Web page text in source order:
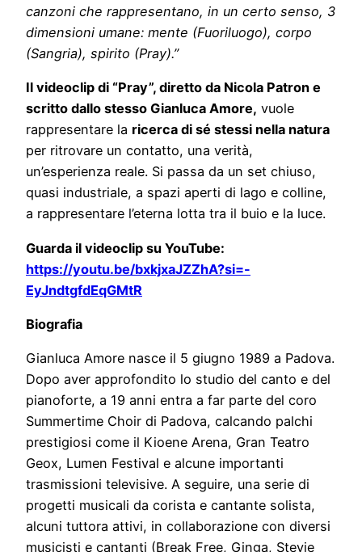
canzoni che rappresentano, in un certo senso, 3
dimensioni umane: mente (Fuoriluogo), corpo
(Sangria), spirito (Pray).”
Il videoclip di “Pray”, diretto da Nicola Patron e
scritto dallo stesso Gianluca Amore, vuole
rappresentare la ricerca di sé stessi nella natura
per ritrovare un contatto, una verità,
un’esperienza reale. Si passa da un set chiuso,
quasi industriale, a spazi aperti di lago e colline,
a rappresentare l’eterna lotta tra il buio e la luce.
Guarda il videoclip su YouTube:
https://youtu.be/bxkjxaJZZhA?si=-
EyJndtgfdEqGMtR
Biografia
Gianluca Amore nasce il 5 giugno 1989 a Padova.
Dopo aver approfondito lo studio del canto e del
pianoforte, a 19 anni entra a far parte del coro
Summertime Choir di Padova, calcando palchi
prestigiosi come il Kioene Arena, Gran Teatro
Geox, Lumen Festival e alcune importanti
trasmissioni televisive. A seguire, una serie di
progetti musicali da corista e cantante solista,
alcuni tuttora attivi, in collaborazione con diversi
musicisti e cantanti (Break Free, Ginga, Stevie